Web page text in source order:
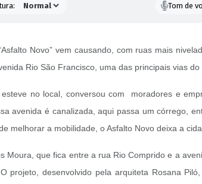
Tom de
Novo” vem causando, com ruas mais
Rio São Francisco, uma das principais vias do
no local, conversou com moradores e
avenida é canalizada, aqui passa um córrego,
melhorar a mobilidade, o Asfalto Novo deixa a
Moura, que fica entre a rua Rio Comprido e a
projeto, desenvolvido pela arquiteta Rosana